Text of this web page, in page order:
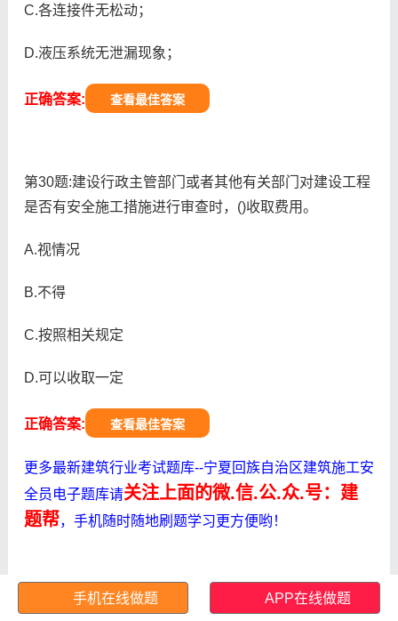
C.各连接件无松动；
D.液压系统无泄漏现象；
正确答案: 查看最佳答案
第30题:建设行政主管部门或者其他有关部门对建设工程
是否有安全施工措施进行审查时，()收取费用。
A.视情况
B.不得
C.按照相关规定
D.可以收取一定
正确答案: 查看最佳答案
更多最新建筑行业考试题库--宁夏回族自治区建筑施工安
全员电子题库请关注上面的微.信.公.众.号：建
题帮，手机随时随地刷题学习更方便哟！
第31题:对企业安全价值观的确立;安全目标的确定;安全
手机在线做题 APP在线做题